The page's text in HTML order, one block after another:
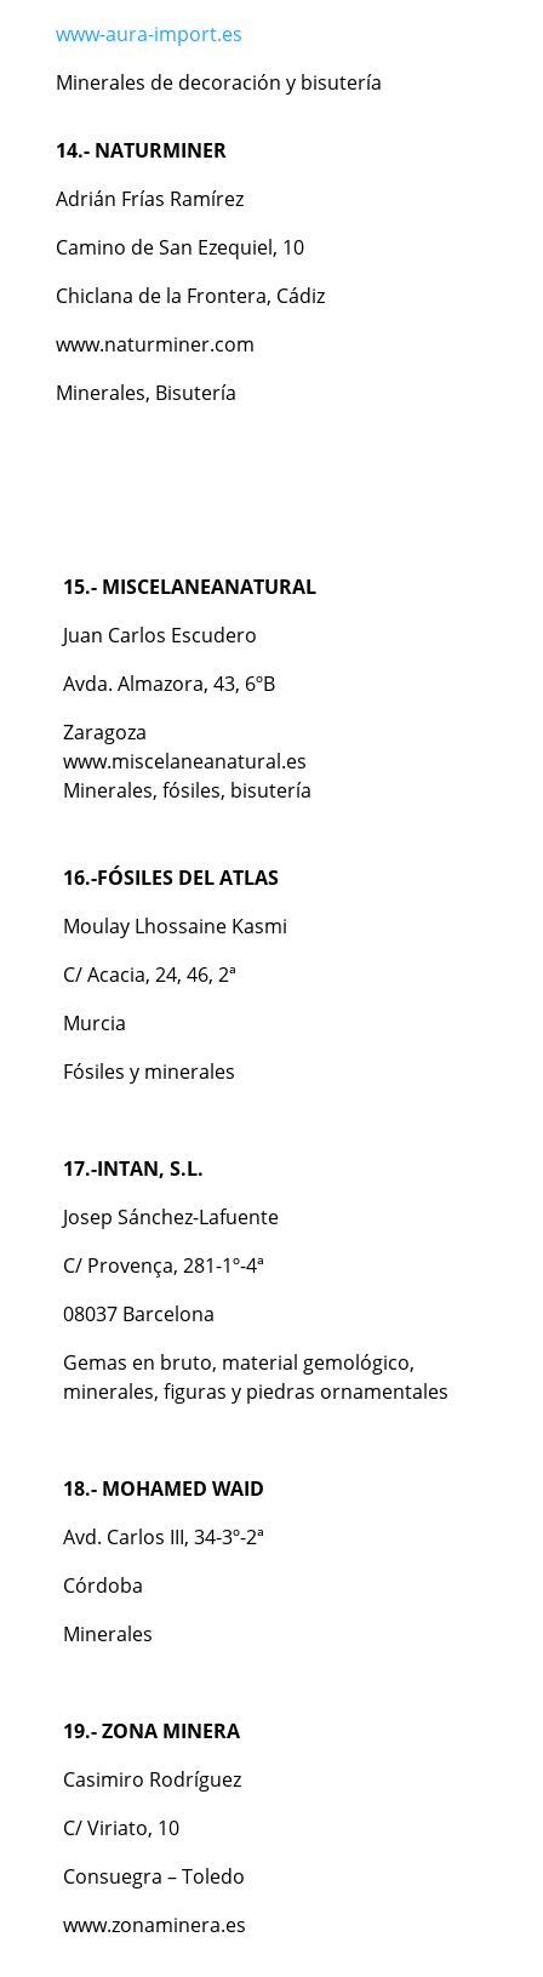
www-aura-import.es
Minerales de decoración y bisutería
14.- NATURMINER
Adrián Frías Ramírez
Camino de San Ezequiel, 10
Chiclana de la Frontera, Cádiz
www.naturminer.com
Minerales, Bisutería
15.- MISCELANEANATURAL
Juan Carlos Escudero
Avda. Almazora, 43, 6ºB
Zaragoza
www.miscelaneanatural.es
Minerales, fósiles, bisutería
16.-FÓSILES DEL ATLAS
Moulay Lhossaine Kasmi
C/ Acacia, 24, 46, 2ª
Murcia
Fósiles y minerales
17.-INTAN, S.L.
Josep Sánchez-Lafuente
C/ Provença, 281-1º-4ª
08037 Barcelona
Gemas en bruto, material gemológico,
minerales, figuras y piedras ornamentales
18.- MOHAMED WAID
Avd. Carlos III, 34-3º-2ª
Córdoba
Minerales
19.- ZONA MINERA
Casimiro Rodríguez
C/ Viriato, 10
Consuegra – Toledo
www.zonaminera.es